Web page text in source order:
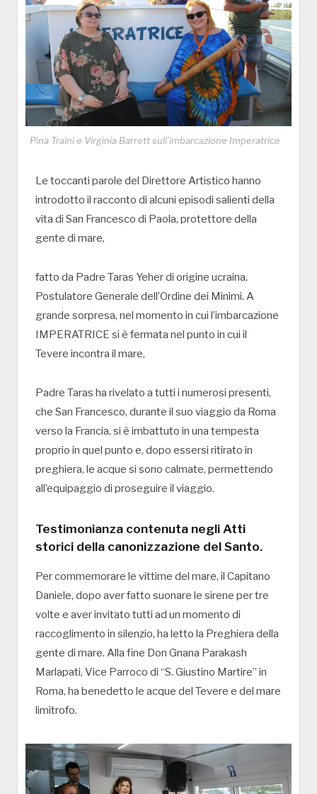
Pina Traini e Virginia Barrett sull’imbarcazione Imperatrice
Le toccanti parole del Direttore Artistico hanno
introdotto il racconto di alcuni episodi salienti della
vita di San Francesco di Paola, protettore della
gente di mare,
fatto da Padre Taras Yeher di origine ucraina,
Postulatore Generale dell’Ordine dei Minimi. A
grande sorpresa, nel momento in cui l’imbarcazione
IMPERATRICE si è fermata nel punto in cui il
Tevere incontra il mare,
Padre Taras ha rivelato a tutti i numerosi presenti,
che San Francesco, durante il suo viaggio da Roma
verso la Francia, si è imbattuto in una tempesta
proprio in quel punto e, dopo essersi ritirato in
preghiera, le acque si sono calmate, permettendo
all’equipaggio di proseguire il viaggio.
Testimonianza contenuta negli Atti
storici della canonizzazione del Santo.
Per commemorare le vittime del mare, il Capitano
Daniele, dopo aver fatto suonare le sirene per tre
volte e aver invitato tutti ad un momento di
raccoglimento in silenzio, ha letto la Preghiera della
gente di mare. Alla fine Don Gnana Parakash
Marlapati, Vice Parroco di “S. Giustino Martire” in
Roma, ha benedetto le acque del Tevere e del mare
limitrofo.